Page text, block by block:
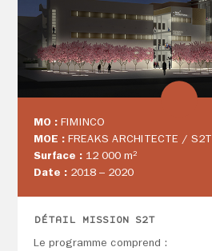
MO :FIMINCO
MOE :FREAKS ARCHITECTE / S2T
Surface : 12 000 m²
Date : 2018 – 2020
DÉTAIL MISSION S2T
Le programme comprend :